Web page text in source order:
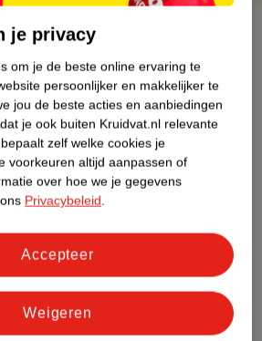
Impact Score.
Meer informatie
je privacy
om je de beste online ervaring te
persoonlijker en makkelijker te
jou de beste acties en aanbiedingen
je ook buiten Kruidvat.nl relevante
zelf welke cookies je
voorkeuren altijd aanpassen of
over hoe we je gegevens
Privacybeleid.
Weigeren
Accepteer